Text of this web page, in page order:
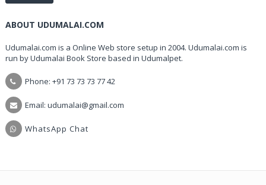
ABOUT UDUMALAI.COM
Udumalai.com is a Online Web store setup in 2004. Udumalai.com is
run by Udumalai Book Store based in Udumalpet.
Phone: +91 73 73 73 77 42
Email: udumalai@gmail.com
WhatsApp Chat